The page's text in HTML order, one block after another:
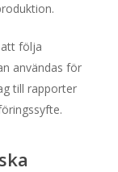
följa
användas för
till rapporter